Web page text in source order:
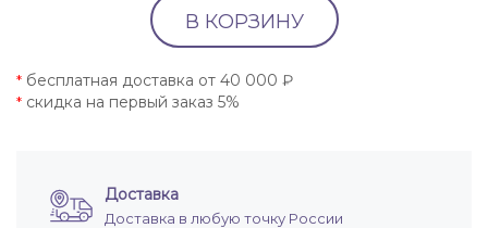
В КОРЗИНУ
* бесплатная доставка от 40 000 ₽
* скидка на первый заказ 5%
Доставка
Доставка в любую точку России